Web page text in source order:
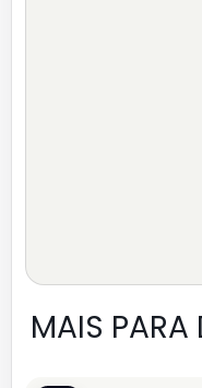
MAIS PARA